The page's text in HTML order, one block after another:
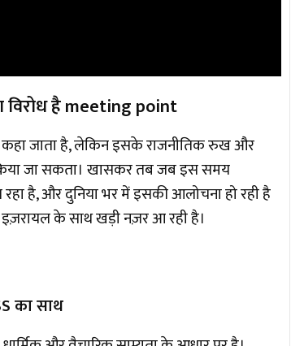
विरोध है meeting point
कहा जाता है, लेकिन इसके राजनीतिक रुख और
जा सकता। खासकर तब जब इस समय
है, और दुनिया भर में इसकी आलोचना हो रही है
इज़रायल के साथ खड़ी नज़र आ रही है।
का साथ